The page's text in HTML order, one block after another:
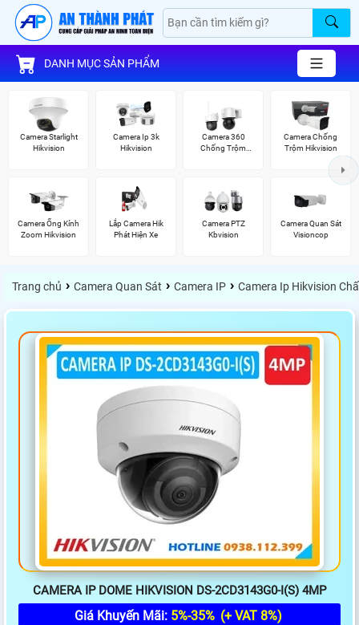
DANH MỤC SẢN PHẨM
Camera Starlight
Hikvision
Camera Ip 3k
Hikvision
Camera 360
Chống Trộm
Camera Chống
Trộm Hikvision
Camera Ống Kính
Zoom Hikvision
Lắp Camera Hik
Phát Hiện Xe
Camera PTZ
Kbvision
Camera Quan Sát
Visioncop
Trang chủ › Camera Quan Sát › Camera IP › Camera Ip Hikvision
CAMERA IP DOME HIKVISION DS-2CD3143G0-I(S) 4MP
Giá Khuyến Mãi: 5%-35% (+ VAT 8%)